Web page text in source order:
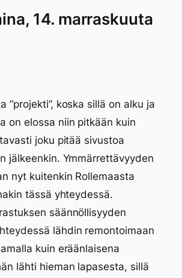
14. marraskuuta
”projekti”, koska sillä on alku ja
on elossa niin pitkään kuin
joku pitää sivustoa
jälkeenkin. Ymmärrettävyyden
nyt kuitenkin Rollemaasta
tässä yhteydessä.
säännöllisyyden
lähdin remontoimaan
kuin eräänlaisena
lähti hieman lapasesta, sillä